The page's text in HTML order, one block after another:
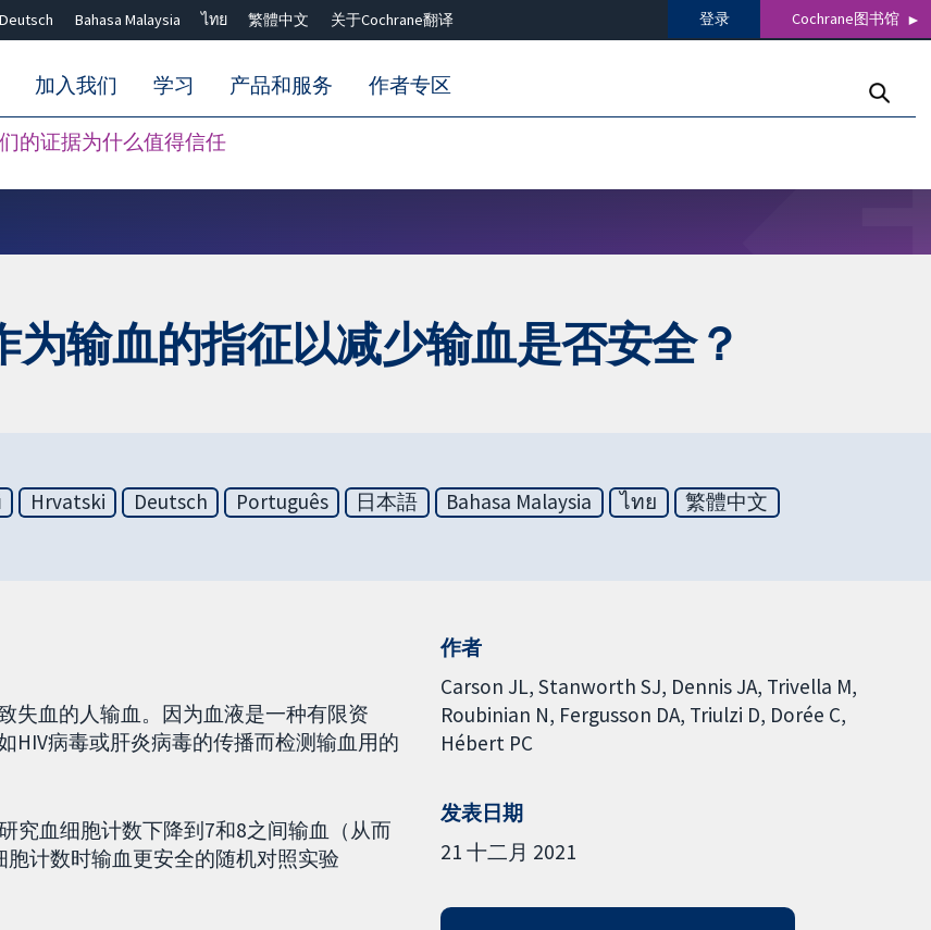
Deutsch Bahasa Malaysia ไทย 繁體中文 关于Cochrane翻译 登录 Cochrane图书馆
的证据为什么值得信任
加入我们 学习 产品和服务 作者专区
输血的指征以减少输血是否安全？
Hrvatski Deutsch Português 日本語 Bahasa Malaysia ไทย
繁體中文
失血的人输血。因为血液是一种有限资
HIV病毒或肝炎病毒的传播而检测输血用的
究血细胞计数下降到7和8之间输血（从而
计数时输血更安全的随机对照实验
作者
Carson JL Stanworth SJ Dennis JA Trivella M
Roubinian N Fergusson DA Triulzi D Dorée C
Hébert PC
发表日期
21 十二月 2021